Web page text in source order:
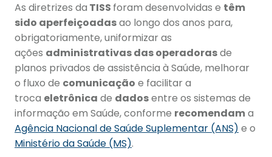
As diretrizes da TISS foram desenvolvidas e têm
sido aperfeiçoadasao longo dos anos para,
obrigatoriamente, uniformizar as
ações administrativas das operadorasde
planos privados de assistência à Saúde, melhorar
o fluxo de comunicação e facilitar a
troca eletrônica de dadosentre os sistemas de
informação em Saúde, conforme recomendama
Agência Nacional de Saúde Suplementar (ANS) e o
Ministério da Saúde (MS).